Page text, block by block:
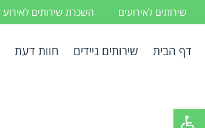
פתח סרגל נגישות
שירותים לאירועים השכרת שירותים לאירוע
דף הבית שירותים ניידים חוות דעת